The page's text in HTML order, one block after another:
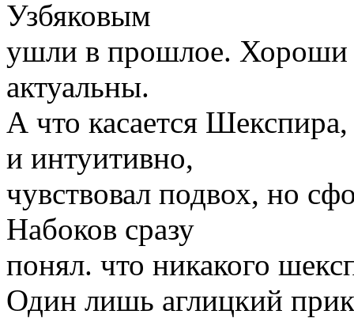
Узбяковым
ушли в прошлое. Хороши
актуальны.
А что касается
и интуитивно,
чувствовал подвох, но
Набоков сразу
понял. что никакого
Один лишь аглицкий